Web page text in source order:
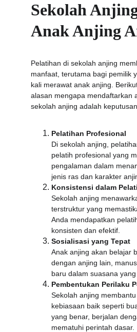
Sekolah
Anak Anjing
Pelatihan di sekolah anjing
manfaat, terutama bagi pemilik
kali merawat anak anjing.
alasan mengapa mendaftarkan
sekolah anjing adalah
Pelatihan Profesional
Di sekolah anjing,
pelatih profesional yang
pengalaman dalam
jenis ras dan karakter
Konsistensi dalam
Sekolah anjing
terstruktur yang
Anda mendapatkan
konsisten dan efektif.
Sosialisasi yang Tepat
Anak anjing akan belajar
dengan anjing lain,
baru dalam suasana yang
Pembentukan Perilaku
Sekolah anjing
kebiasaan baik seperti
yang benar, berjalan
mematuhi perintah dasar.